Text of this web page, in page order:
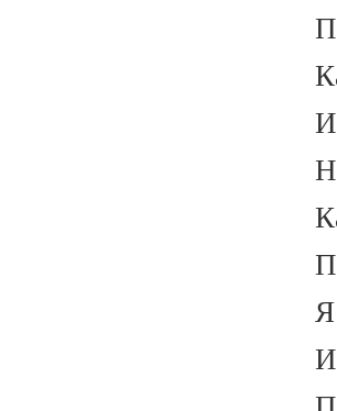
И
Я
И